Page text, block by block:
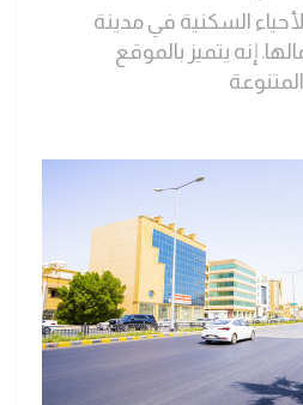
السكنية في مدينة
إنه يتميز بالموقع